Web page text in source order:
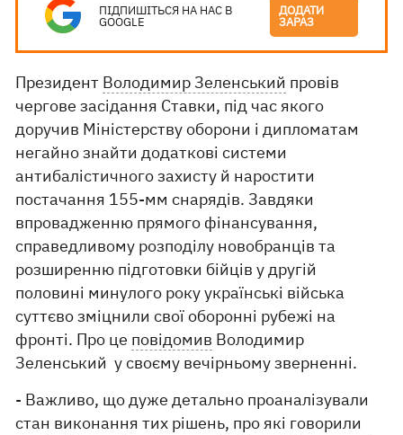
ПІДПИШІТЬСЯ НА НАС В
GOOGLE
ДОДАТИ
ЗАРАЗ
Президент Володимир Зеленський провів
чергове засідання Ставки, під час якого
доручив Міністерству оборони і дипломатам
негайно знайти додаткові системи
антибалістичного захисту й наростити
постачання 155-мм снарядів. Завдяки
впровадженню прямого фінансування,
справедливому розподілу новобранців та
розширенню підготовки бійців у другій
половині минулого року українські війська
суттєво зміцнили свої оборонні рубежі на
фронті. Про це повідомив Володимир
Зеленський у своєму вечірньому зверненні.
- Важливо, що дуже детально проаналізували
стан виконання тих рішень, про які говорили